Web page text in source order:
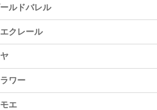
ルドバレル
クレール
ワー
エ